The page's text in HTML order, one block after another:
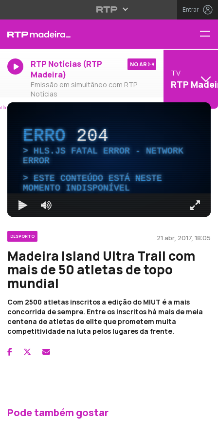
Entrar
RTP Notícias (RTP
Madeira)
Emissão em simultâneo com RTP
Notícias
NO AR
TV
RTP
ERRO204
HLS.JS FATAL ERROR - NETWORK
ERROR
ESTE CONTEÚDO ESTÁ NESTE
MOMENTO INDISPONÍVEL
DESPORTO 21 abr, 2017, 18:05
Madeira Island Ultra Trail com
mais de 50 atletas de topo
mundial
Com 2500 atletas inscritos a edição do MIUT é a mais
concorrida de sempre. Entre os inscritos há mais de meia
centena de atletas de elite que prometem muita
competitividade na luta pelos lugares da frente.
Pode também gostar